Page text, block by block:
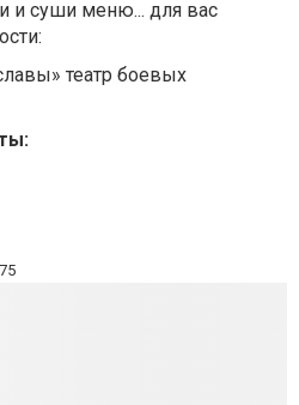
и суши меню... для вас
театр боевых